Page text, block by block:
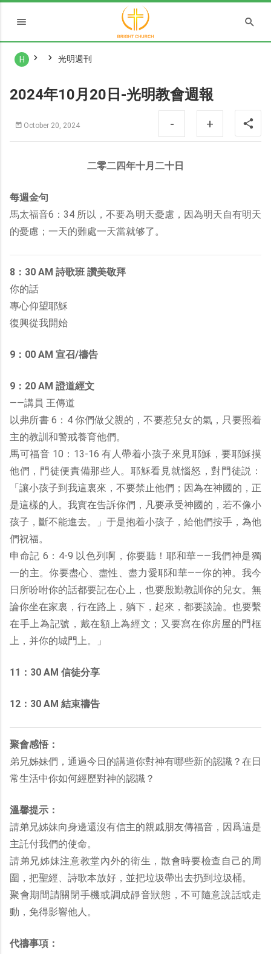
H 光明週刊
2024年10月20日-光明教會週報
October 20, 2024 - +
二零二四年十月二十日
每週金句
馬太福音6：34 所以，不要為明天憂慮，因為明天自有明天
的憂慮；一天的難處一天當就够了。
8：30 AM 詩歌班 讚美敬拜
你的話
專心仰望耶穌
復興從我開始
9：00 AM 宣召/禱告
9：20 AM 證道經文
——講員 王傳道
以弗所書 6：4 你們做父親的，不要惹兒女的氣，只要照着
主的教訓和警戒養育他們。
馬可福音 10：13-16 有人帶着小孩子來見耶穌，要耶穌摸
他們，門徒便責備那些人。耶穌看見就惱怒，對門徒説：
「讓小孩子到我這裏來，不要禁止他們；因為在神國的，正
是這樣的人。我實在告訴你們，凡要承受神國的，若不像小
孩子，斷不能進去。」于是抱着小孩子，給他們按手，為他
們祝福。
申命記 6：4-9 以色列啊，你要聽！耶和華——我們神是獨
一的主。你要盡心、盡性、盡力愛耶和華——你的神。我今
日所吩咐你的話都要記在心上，也要殷勤教訓你的兒女。無
論你坐在家裏，行在路上，躺下，起來，都要談論。也要繫
在手上為記號，戴在額上為經文；又要寫在你房屋的門框
上，并你的城門上。」
11：30 AM 信徒分享
12：30 AM 結束禱告
聚會感悟：
弟兄姊妹們，通過今日的講道你對神有哪些新的認識？在日
常生活中你如何經歷對神的認識？
溫馨提示：
請弟兄姊妹向身邊還沒有信主的親戚朋友傳福音，因爲這是
主託付我們的使命。
請弟兄姊妹注意教堂內外的衛生，散會時要檢查自己的周
圍，把聖經、詩歌本放好，並把垃圾帶出去扔到垃圾桶。
聚會期間請關閉手機或調成靜音狀態，不可隨意說話或走
動，免得影響他人。
代禱事項：